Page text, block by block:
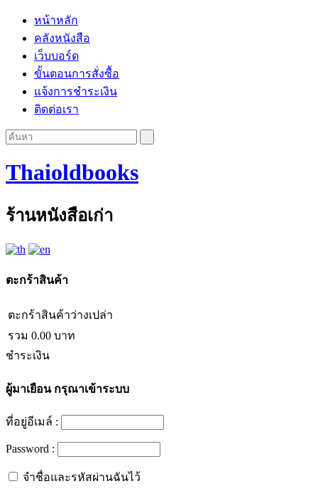
หน้าหลัก
คลังหนังสือ
เว็บบอร์ด
ขั้นตอนการสั่งซื้อ
แจ้งการชำระเงิน
ติดต่อเรา
Thaioldbooks
ร้านหนังสือเก่า
ตะกร้าสินค้า
ตะกร้าสินค้าว่างเปล่า
รวม 0.00 บาท
ชำระเงิน
ผู้มาเยือนกรุณาเข้าระบบ
ที่อยู่อีเมล์ :
Password :
จำชื่อและรหัสผ่านฉันไว้